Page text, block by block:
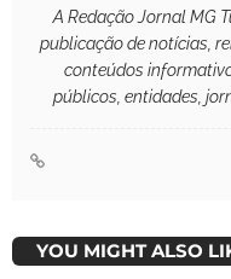
A Redação Jornal MG
publicação de notícias,
conteúdos
públicos, entidades,
YOU MIGHT ALSO